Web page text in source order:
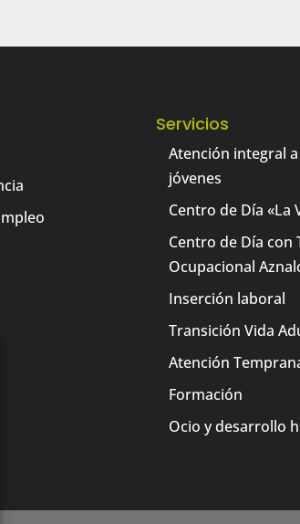
Servicios
Atención integral
jóvenes
Centro de Día «La
Centro de Día con
Ocupacional
Inserción laboral
Transición Vida
Atención
Formación
Ocio y desarrollo